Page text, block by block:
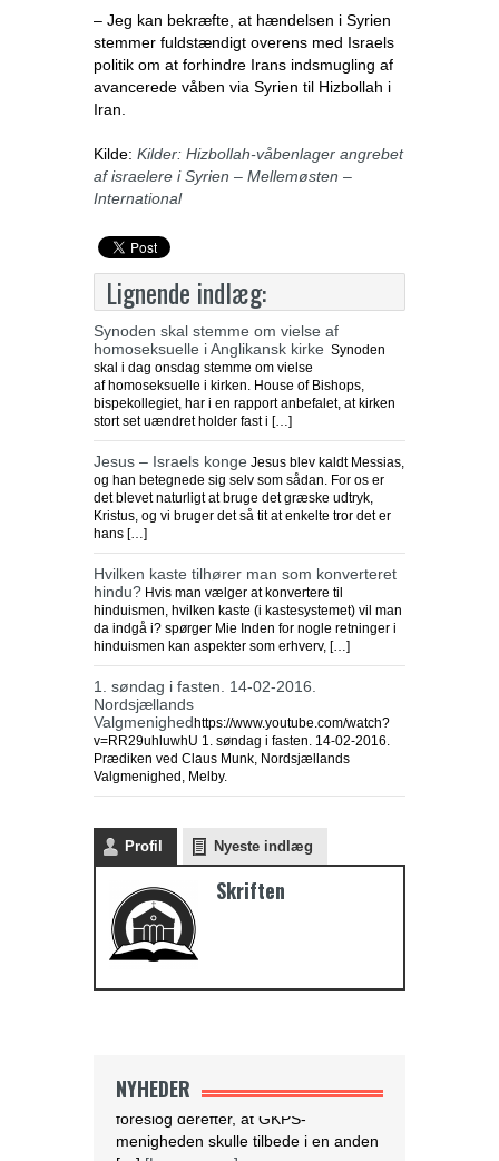
– Jeg kan bekræfte, at hændelsen i Syrien
stemmer fuldstændigt overens med Israels
politik om at forhindre Irans indsmugling af
avancerede våben via Syrien til Hizbollah i
Iran.
Kilde: Kilder: Hizbollah-våbenlager angrebet
af israelere i Syrien – Mellemøsten –
International
Lignende indlæg:
Synoden skal stemme om vielse af
homoseksuelle i Anglikansk kirke Synoden
skal i dag onsdag stemme om vielse
af homoseksuelle i kirken. House of Bishops,
bispekollegiet, har i en rapport anbefalet, at kirken
stort set uændret holder fast i […]
Jesus – Israels konge Jesus blev kaldt Messias,
og han betegnede sig selv som sådan. For os er
det blevet naturligt at bruge det græske udtryk,
Kristus, og vi bruger det så tit at enkelte tror det er
hans […]
Hvilken kaste tilhører man som konverteret
hindu? Hvis man vælger at konvertere til
hinduismen, hvilken kaste (i kastesystemet) vil man
da indgå i? spørger Mie Inden for nogle retninger i
hinduismen kan aspekter som erhverv, […]
1. søndag i fasten. 14-02-2016.
Nordsjællands
Valgmenighedhttps://www.youtube.com/watch?
v=RR29uhluwhU 1. søndag i fasten. 14-02-2016.
Prædiken ved Claus Munk, Nordsjællands
Valgmenighed, Melby.
Profil Nyeste indlæg
Skriften
NYHEDER
Israel tester dronelevering af blod og
andre kritiske medicinske forsyninger